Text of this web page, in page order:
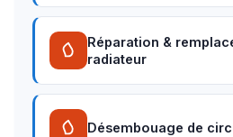
Réparation &
radiateur
Désembouage de